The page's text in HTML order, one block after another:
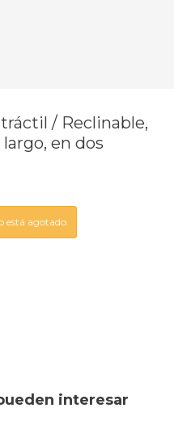
/ Reclinable,
en dos
está agotado.
interesar